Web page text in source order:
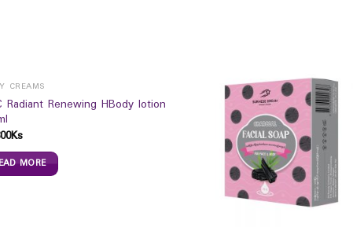
CREAMS
Radiant Renewing HBody lotion
Ks
MORE